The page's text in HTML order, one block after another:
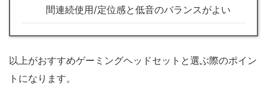
間連続使用/定位感と低音のバランスがよい
以上がおすすめゲーミングヘッドセットと選ぶ際のポイン
トになります。